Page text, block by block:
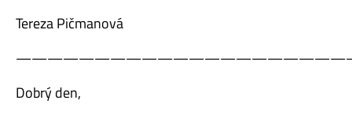
Tereza Pičmanová
Dobrý den,